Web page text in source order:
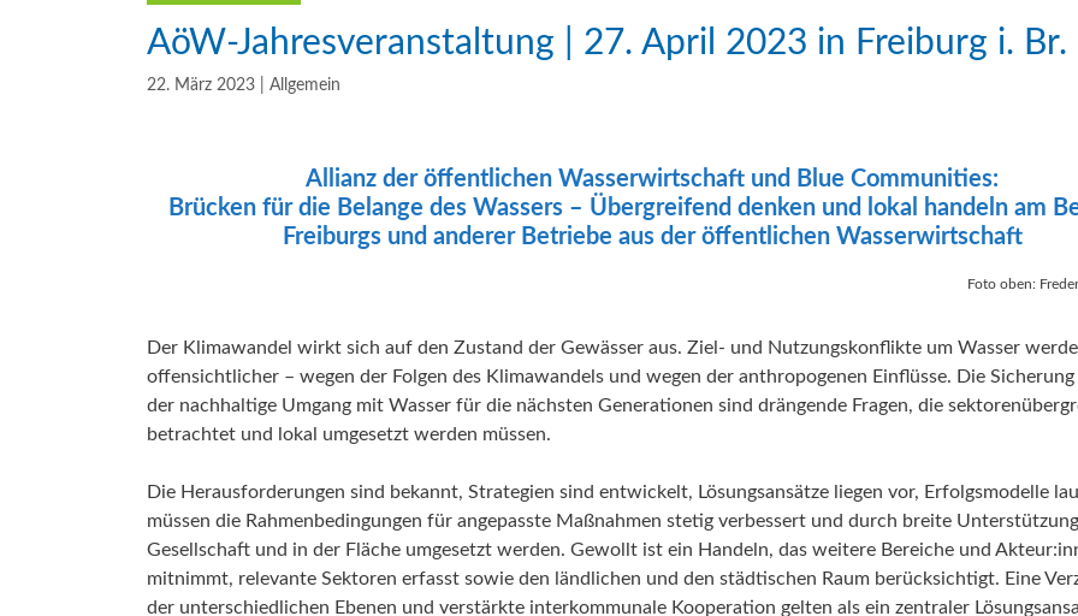
Jahresberichte
Landesbeauftragte
Liberalisierung – Privatisierung:
Interkommunale Zusammenarbeit
Aktuelle Beiträge zum Thema
Daseinsvorsorge
Gewässer schützen
Aktuelle Beiträge zum Thema
Aktuelle Beiträge zum Thema
AöW-Jahresveranstaltung | 27. April 2023 in Freiburg i. Br.
22. März 2023 Allgemein
Allianz der öffentlichen Wasserwirtschaft und Blue Communities:
Brücken für die Belange des Wassers – Übergreifend denken und lokal handeln am
Freiburgs und anderer Betriebe aus der öffentlichen Wasserwirtschaft
Foto oben:
Der Klimawandel wirkt sich auf den Zustand der Gewässer aus. Ziel- und Nutzungskonflikte um Wasser
offensichtlicher – wegen der Folgen des Klimawandels und wegen der anthropogenen Einflüsse. Die Sicherung
der nachhaltige Umgang mit Wasser für die nächsten Generationen sind drängende Fragen, die
betrachtet und lokal umgesetzt werden müssen.
Die Herausforderungen sind bekannt, Strategien sind entwickelt, Lösungsansätze liegen vor, Erfolgsmodelle
müssen die Rahmenbedingungen für angepasste Maßnahmen stetig verbessert und durch breite
Gesellschaft und in der Fläche umgesetzt werden. Gewollt ist ein Handeln, das weitere Bereiche und
mitnimmt, relevante Sektoren erfasst sowie den ländlichen und den städtischen Raum berücksichtigt. Eine
der unterschiedlichen Ebenen und verstärkte interkommunale Kooperation gelten als ein zentraler